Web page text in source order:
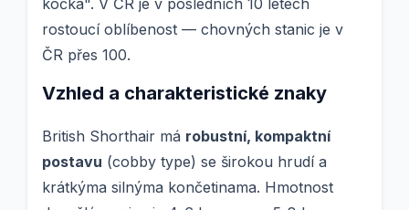
rostoucí oblíbenost — chovných stanic je v
ČR přes 100.
Vzhled a charakteristické znaky
British Shorthair má robustní, kompaktní
postavu (cobby type) se širokou hrudí a
krátkýma silnýma končetinama. Hmotnost